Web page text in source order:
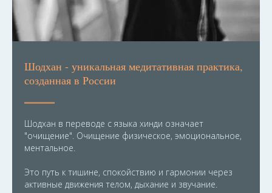
Шодхан - уникальная медитативная практика,
созданная в России
Шодхан в переводе с языка хинди означает
"очищение". Очищение физическое, эмоциональное,
ментальное.
Это путь к тишине, спокойствию и гармонии через
активные движения телом, дыхание и звучание.